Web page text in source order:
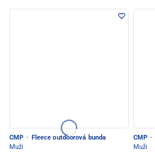
CMP ·
Fleece outdoorová bunda
Muži
CMP ·
Muži